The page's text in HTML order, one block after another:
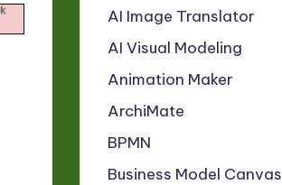
AI Image Translator
AI Visual Modeling
Animation Maker
ArchiMate
BPMN
Business Model Canvas